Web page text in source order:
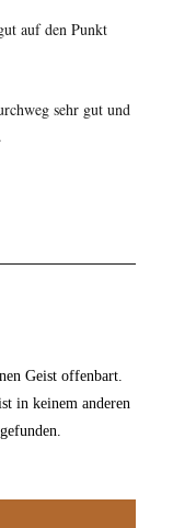
auf den Punkt
sehr gut und
Geist offenbart.
in keinem anderen